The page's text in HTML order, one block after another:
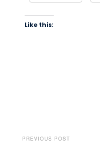
Like this:
PREVIOUS POST